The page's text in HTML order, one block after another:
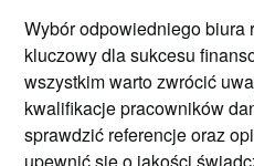
Wybór odpowiedniego biura
kluczowy dla sukcesu
wszystkim warto zwrócić
kwalifikacje pracowników
sprawdzić referencje oraz
upewnić się o jakości